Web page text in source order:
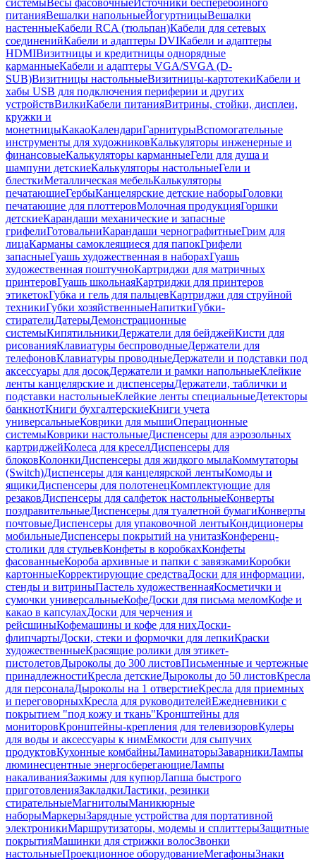
системыВесы фасовочныеИсточники бесперебойного
питанияВешалки напольныеЙогуртницыВешалки
настенныеКабели RCA (тюльпан)Кабели для сетевых
соединенийКабели и адаптеры DVIКабели и адаптеры
HDMIВизитницы и кредитницы однорядные
карманныеКабели и адаптеры VGA/SVGA (D-
SUB)Визитницы настольныеВизитницы-картотекиКабели и
хабы USB для подключения периферии и других
устройствВилкиКабели питанияВитрины, стойки, дисплеи,
кружки и
монетницыКакаоКалендариГарнитурыВспомогательные
инструменты для художниковКалькуляторы инженерные и
финансовыеКалькуляторы карманныеГели для душа и
шампуни детскиеКалькуляторы настольныеГели и
блесткиМеталлическая мебельКалькуляторы
печатающиеГербыКанцелярские детские наборыГоловки
печатающие для плоттеровМолочная продукцияГоршки
детскиеКарандаши механические и запасные
грифелиГотовальниКарандаши чернографитныеГрим для
лицаКарманы самоклеящиеся для папокГрифели
запасныеГуашь художественная в наборахГуашь
художественная поштучноКартриджи для матричных
принтеровГуашь школьнаяКартриджи для принтеров
этикетокГубка и гель для пальцевКартриджи для струйной
техникиГубки хозяйственныеНапиткиГубки-
стирателиДатерыДемонстрационные
системыКипятильникиДержатели для бейджейКисти для
рисованияКлавиатуры беспроводныеДержатели для
телефоновКлавиатуры проводныеДержатели и подставки под
аксессуары для досокДержатели и рамки напольныеКлейкие
ленты канцелярские и диспенсерыДержатели, таблички и
подставки настольныеКлейкие ленты специальныеДетекторы
банкнотКниги бухгалтерскиеКниги учета
универсальныеКоврики для мышиОперационные
системыКоврики настольныеДиспенсеры для аэрозольных
картриджейКолеса для креселДиспенсеры для
блоковКолонкиДиспенсеры для жидкого мылаКоммутаторы
(Switch)Диспенсеры для канцелярской лентыКомоды и
ящикиДиспенсеры для полотенецКомплектующие для
резаковДиспенсеры для салфеток настольныеКонверты
поздравительныеДиспенсеры для туалетной бумагиКонверты
почтовыеДиспенсеры для упаковочной лентыКондиционеры
мобильныеДиспенсеры покрытий на унитазКонференц-
столики для стульевКонфеты в коробкахКонфеты
фасованныеКороба архивные и папки с завязкамиКоробки
картонныеКорректирующие средстваДоски для информации,
стенды и витриныПастель художественнаяКосметички и
сумочки универсальныеКофеДоски для письма меломКофе и
какао в капсулахДоски для черчения и
рейсшиныКофемашины и кофе для нихДоски-
флипчартыДоски, стеки и формочки для лепкиКраски
художественныеКрасящие ролики для этикет-
пистолетовДыроколы до 300 листовПисьменные и чертежные
принадлежностиКресла детскиеДыроколы до 50 листовКресла
для персоналаДыроколы на 1 отверстиеКресла для приемных
и переговорныхКресла для руководителейЕжедневники с
покрытием "под кожу и ткань"Кронштейны для
мониторовКронштейны-крепления для телевизоровКулеры
для воды и аксессуары к нимЕмкости для сыпучих
продуктовКухонные комбайныЛаминаторыЗаварникиЛампы
люминесцентные энергосберегающиеЛампы
накаливанияЗажимы для купюрЛапша быстрого
приготовленияЗакладкиЛастики, резинки
стирательныеМагнитолыМаникюрные
наборыМаркерыЗарядные устройства для портативной
электроникиМаршрутизаторы, модемы и сплиттерыЗащитные
покрытияМашинки для стрижки волосЗвонки
настольныеПроекционное оборудованиеМегафоныЗнаки